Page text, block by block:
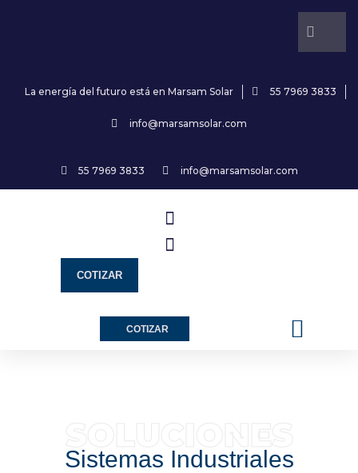
La energía del futuro está en Marsam Solar 55 7969 3833
info@marsamsolar.com
55 7969 3833 info@marsamsolar.com
COTIZAR
COTIZAR
Sistemas Industriales